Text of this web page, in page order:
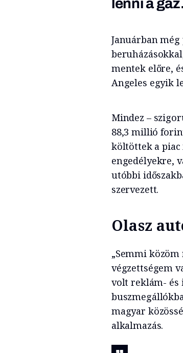
lenni a
Januárban
mentek előre,
Angeles egyik
Mindez –
88,3 millió
költöttek a piac
engedélyekre,
utóbbi
szervezett.
Olasz
„Semmi közöm
végzettségem
volt reklám- és
magyar
alkalmazás.